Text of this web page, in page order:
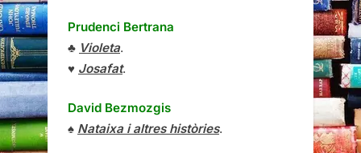
Prudenci Bertrana
♣ Violeta.
♥ Josafat.
David Bezmozgis
♠ Nataixa i altres històries.